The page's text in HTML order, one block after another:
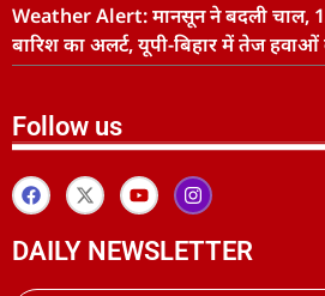
Weather Alert: मानसून ने बदली चाल,
बारिश का अलर्ट, यूपी-बिहार में तेज
Follow us
DAILY NEWSLETTER